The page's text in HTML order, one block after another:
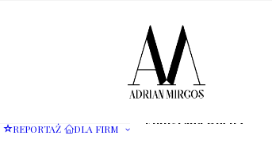
REPORTAŻ DLA FIRM
Fotografia wnętrz